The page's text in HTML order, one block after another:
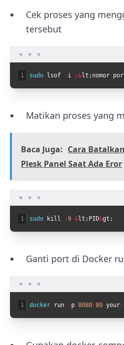
Cek proses yang
tersebut
1 sudo lsof -i :&lt ; nomor-
Matikan proses yang
Baca Juga: Cara
Plesk Panel Saat Ada Eror
1 sudo kill -9 &lt ; PID&gt ;
Ganti port di Docker
1 docker run -p 8080:80 your-